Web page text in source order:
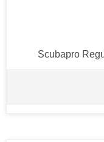
Scubapro